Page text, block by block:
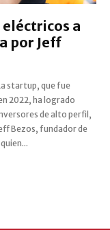
a
por Jeff